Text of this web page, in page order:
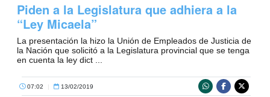
Piden a la Legislatura que adhiera a la
“Ley Micaela”
La presentación la hizo la Unión de Empleados de Justicia de
la Nación que solicitó a la Legislatura provincial que se tenga
en cuenta la ley dict ...
07:02 | 13/02/2019